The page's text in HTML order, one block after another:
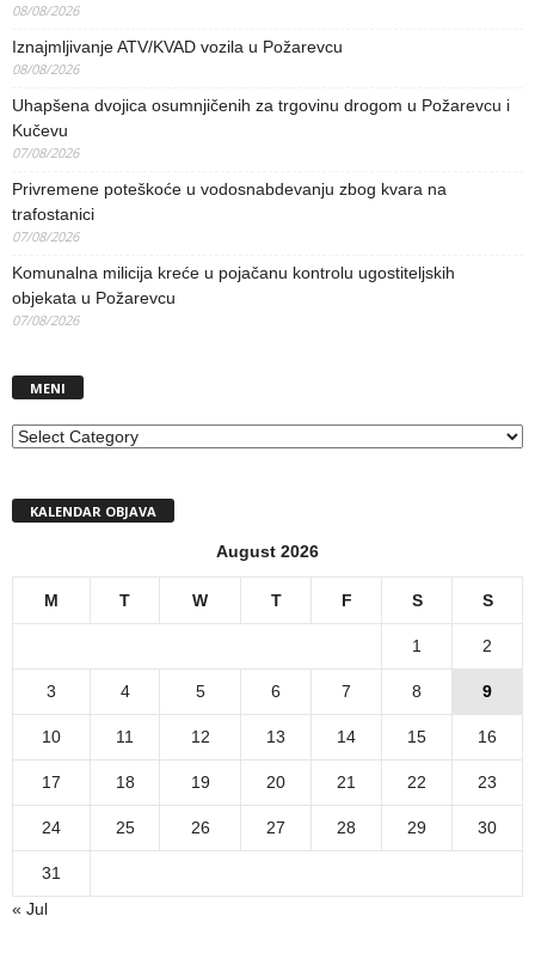
08/08/2026
Iznajmljivanje ATV/KVAD vozila u Požarevcu
08/08/2026
Uhapšena dvojica osumnjičenih za trgovinu drogom u Požarevcu i
Kučevu
07/08/2026
Privremene poteškoće u vodosnabdevanju zbog kvara na
trafostanici
07/08/2026
Komunalna milicija kreće u pojačanu kontrolu ugostiteljskih
objekata u Požarevcu
07/08/2026
MENI
MENI
KALENDAR OBJAVA
August 2026
M T W T F S S
1 2
3 4 5 6 7 8 9
10 11 12 13 14 15 16
17 18 19 20 21 22 23
24 25 26 27 28 29 30
31
« Jul